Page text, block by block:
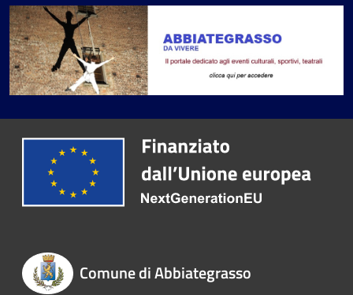
Comune di Abbiategrasso